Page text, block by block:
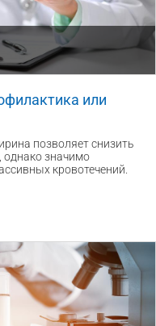
или
позволяет снизить
однако значимо
кровотечений.